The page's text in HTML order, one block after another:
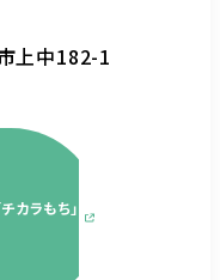
上中182-1
カラもち」